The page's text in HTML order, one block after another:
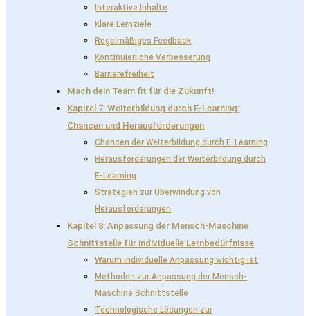
Interaktive Inhalte
Klare Lernziele
Regelmäßiges Feedback
Kontinuierliche Verbesserung
Barrierefreiheit
Mach dein Team fit für die Zukunft!
Kapitel 7: Weiterbildung durch E-Learning:
Chancen und Herausforderungen
Chancen der Weiterbildung durch E-Learning
Herausforderungen der Weiterbildung durch
E-Learning
Strategien zur Überwindung von
Herausforderungen
Kapitel 8: Anpassung der Mensch-Maschine
Schnittstelle für individuelle Lernbedürfnisse
Warum individuelle Anpassung wichtig ist
Methoden zur Anpassung der Mensch-
Maschine Schnittstelle
Technologische Lösungen zur